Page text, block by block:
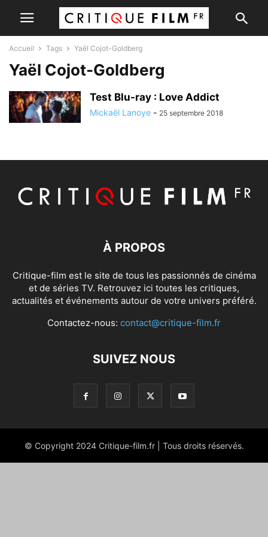
Accueil Tags Yaël Cojot-Goldberg
Yaël Cojot-Goldberg
Test Blu-ray : Love Addict
Mickaël Lanoye - 25 septembre 2018
À PROPOS
Critique-film est le site de tous les passionnés de cinéma
et de séries TV. Retrouvez ici toutes les critiques,
actualités et événements autour de votre univers préféré.
Contactez-nous: contact@critique-film.fr
SUIVEZ NOUS
© Copyright 2024 Critique-film.fr | Tous droits réservés.